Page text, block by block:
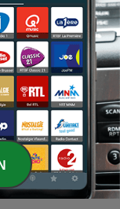
й одна
взявся